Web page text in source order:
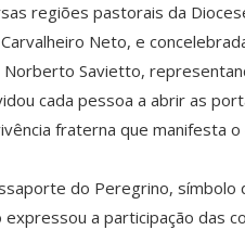
regiões pastorais da
Neto, e
Norberto Savietto,
cada pessoa a abrir as
fraterna que manifesta
do Peregrino,
a participação